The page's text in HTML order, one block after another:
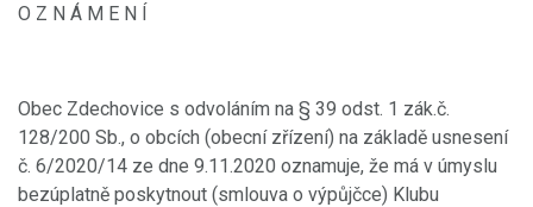
O Z N Á M E N Í
Obec Zdechovice s odvoláním na § 39 odst. 1 zák.č.
128/200 Sb., o obcích (obecní zřízení) na základě usnesení
č. 6/2020/14 ze dne 9.11.2020 oznamuje, že má v úmyslu
bezúplatně poskytnout (smlouva o výpůjčce) Klubu